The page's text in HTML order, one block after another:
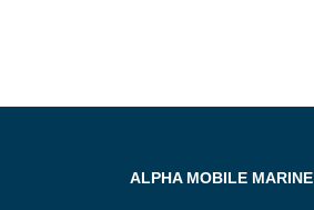
ALPHA MOBILE MARINE